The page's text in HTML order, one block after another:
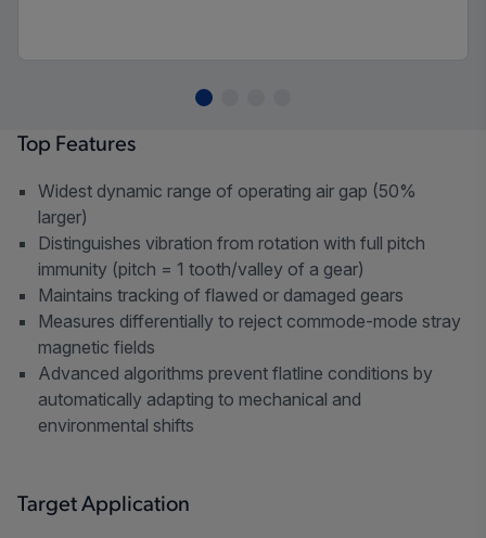
Top Features
Widest dynamic range of operating air gap (50%
larger)
Distinguishes vibration from rotation with full pitch
immunity (pitch = 1 tooth/valley of a gear)
Maintains tracking of flawed or damaged gears
Measures differentially to reject commode-mode stray
magnetic fields
Advanced algorithms prevent flatline conditions by
automatically adapting to mechanical and
environmental shifts
Target Application